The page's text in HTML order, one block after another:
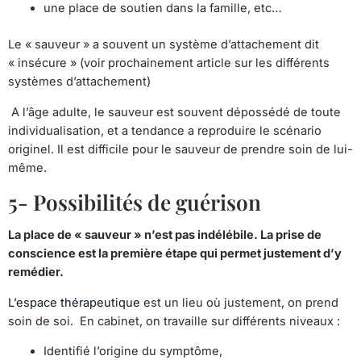
une place de soutien dans la famille, etc…
Le « sauveur » a souvent un système d’attachement dit
« insécure » (voir prochainement article sur les différents
systèmes d’attachement)
A l’âge adulte, le sauveur est souvent dépossédé de toute
individualisation, et a tendance a reproduire le scénario
originel. Il est difficile pour le sauveur de prendre soin de lui-
même.
5- Possibilités de guérison
La place de « sauveur » n’est pas indélébile. La prise de
conscience est la première étape qui permet justement d’y
remédier.
L’espace thérapeutique est un lieu où justement, on prend
soin de soi. En cabinet, on travaille sur différents niveaux :
Identifié l’origine du symptôme,